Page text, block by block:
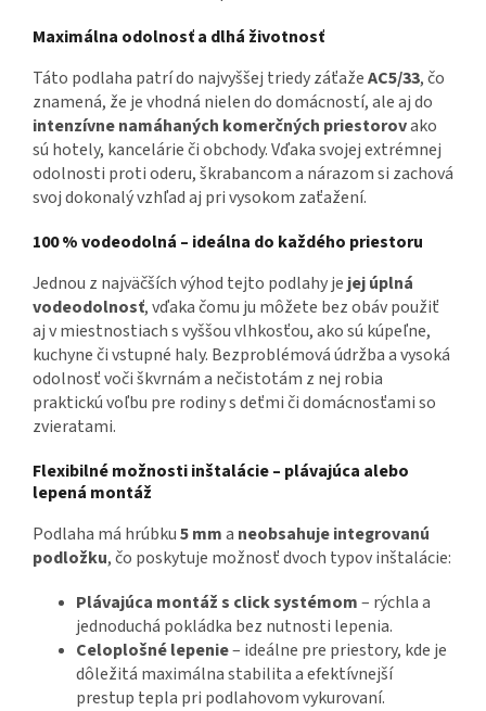
Maximálna odolnosť a dlhá životnosť
Táto podlaha patrí do najvyššej triedy záťažeAC5/33, čo
znamená, že je vhodná nielen do domácností, ale aj do
intenzívne namáhaných komerčných priestorovako
sú hotely, kancelárie či obchody. Vďaka svojej extrémnej
odolnosti proti oderu, škrabancom a nárazom si zachová
svoj dokonalý vzhľad aj pri vysokom zaťažení.
100 % vodeodolná – ideálna do každého priestoru
Jednou z najväčších výhod tejto podlahy je jej úplná
vodeodolnosť, vďaka čomu ju môžete bez obáv použiť
aj v miestnostiach s vyššou vlhkosťou, ako sú kúpeľne,
kuchyne či vstupné haly. Bezproblémová údržba a vysoká
odolnosť voči škvrnám a nečistotám z nej robia
praktickú voľbu pre rodiny s deťmi či domácnosťami so
zvieratami.
Flexibilné možnosti inštalácie – plávajúca alebo
lepená montáž
Podlaha má hrúbku5 mma neobsahuje integrovanú
podložku, čo poskytuje možnosť dvoch typov inštalácie:
Plávajúca montáž s click systémom– rýchla a
jednoduchá pokládka bez nutnosti lepenia.
Celoplošné lepenie– ideálne pre priestory, kde je
dôležitá maximálna stabilita a efektívnejší
prestup tepla pri podlahovom vykurovaní.